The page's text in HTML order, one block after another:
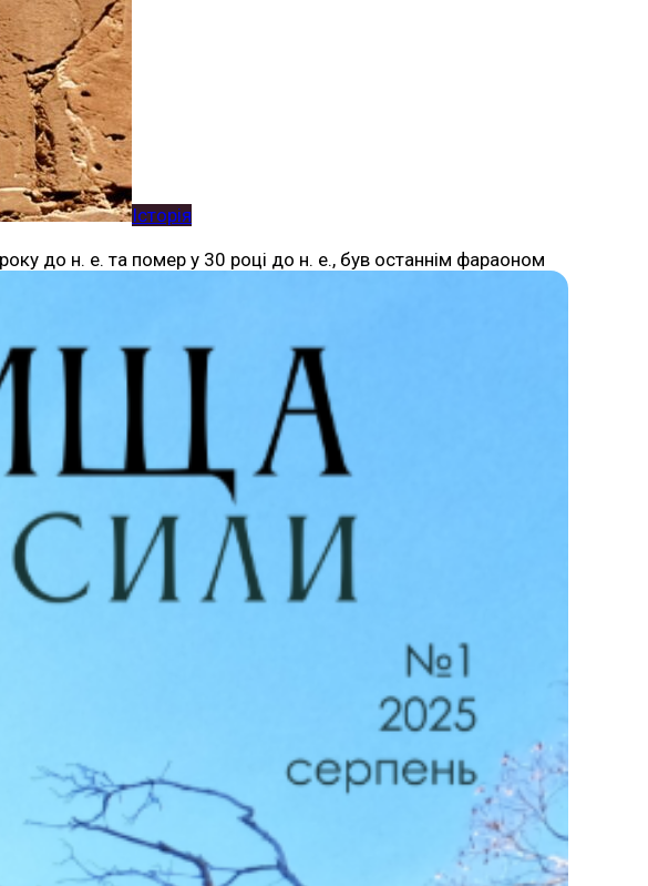
Історія
до н. е. та помер у 30 році до н. е., був останнім фараоном